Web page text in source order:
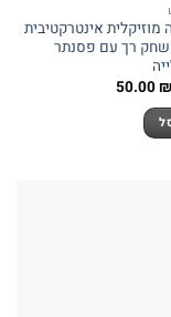
מוזיקלית אינטרקטיבית
רך עם פסנתר
המחיר
70.00
50.00₪ המחיר